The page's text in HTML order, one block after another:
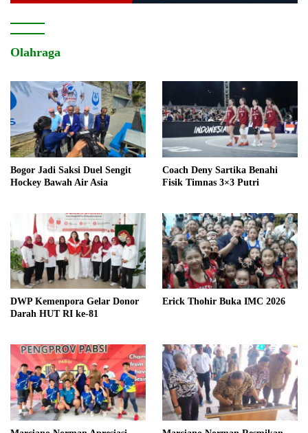
Olahraga
Bogor Jadi Saksi Duel Sengit
Hockey Bawah Air Asia
Coach Deny Sartika Benahi
Fisik Timnas 3×3 Putri
DWP Kemenpora Gelar Donor
Darah HUT RI ke-81
Erick Thohir Buka IMC 2026